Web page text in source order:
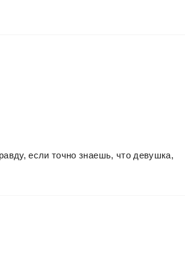
если точно знаешь, что девушка,